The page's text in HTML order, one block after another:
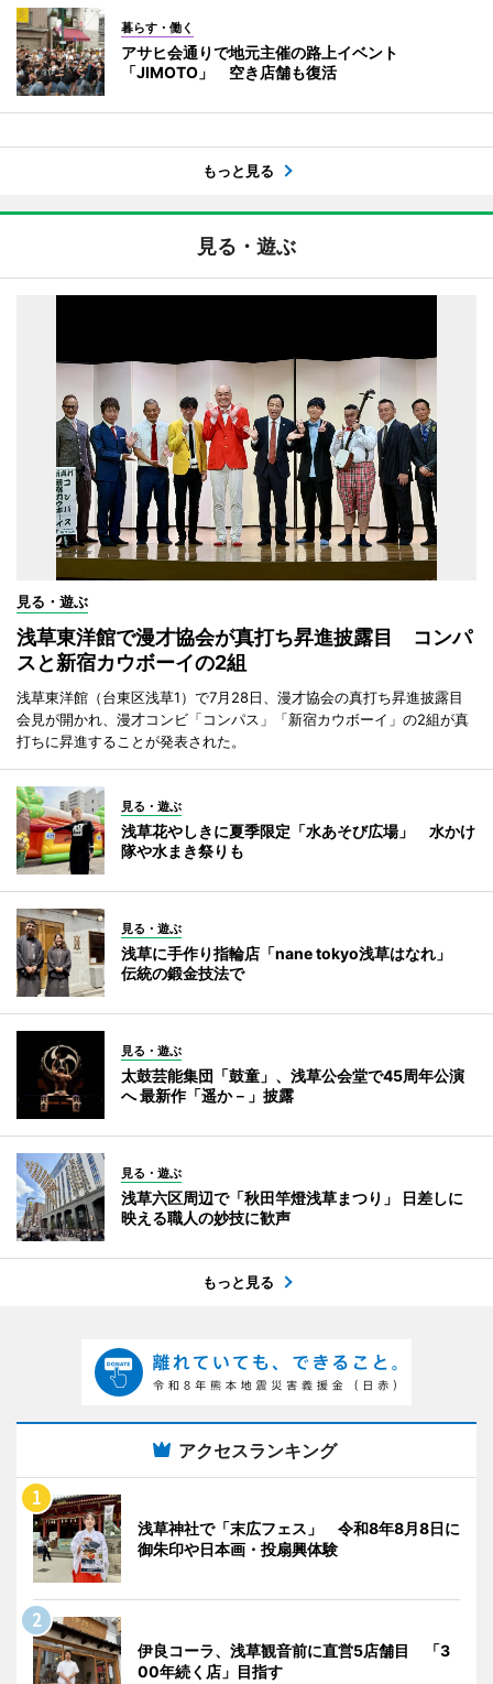
暮らす・働く
アサヒ会通りで地元主催の路上イベント
「JIMOTO」 空き店舗も復活
もっと見る
見る・遊ぶ
見る・遊ぶ
浅草東洋館で漫才協会が真打ち昇進披露目 コンパ
スと新宿カウボーイの2組
浅草東洋館（台東区浅草1）で7月28日、漫才協会の真打ち昇進披露目
会見が開かれ、漫才コンビ「コンパス」「新宿カウボーイ」の2組が真
打ちに昇進することが発表された。
見る・遊ぶ
浅草花やしきに夏季限定「水あそび広場」 水かけ
隊や水まき祭りも
見る・遊ぶ
浅草に手作り指輪店「nane tokyo浅草はなれ」
伝統の鍛金技法で
見る・遊ぶ
太鼓芸能集団「鼓童」、浅草公会堂で45周年公演
へ 最新作「遥か－」披露
見る・遊ぶ
浅草六区周辺で「秋田竿燈浅草まつり」 日差しに
映える職人の妙技に歓声
もっと見る
アクセスランキング
浅草神社で「末広フェス」 令和8年8月8日に
御朱印や日本画・投扇興体験
伊良コーラ、浅草観音前に直営5店舗目 「3
00年続く店」目指す